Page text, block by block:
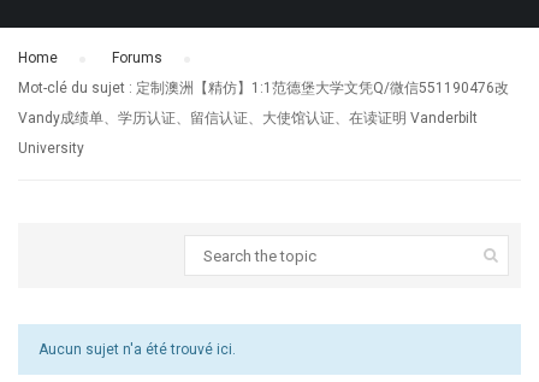
Home Forums
Mot-clé du sujet : 定制澳洲【精仿】1:1范德堡大学文凭Q/微信551190476改
Vandy成绩单、学历认证、留信认证、大使馆认证、在读证明 Vanderbilt
University
Aucun sujet n'a été trouvé ici.